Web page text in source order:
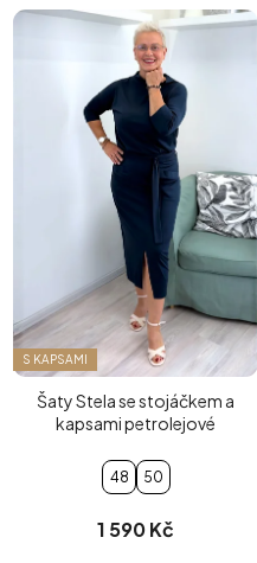
S KAPSAMI
Šaty Stela se stojáčkem a
kapsami petrolejové
48 50
1 590 Kč